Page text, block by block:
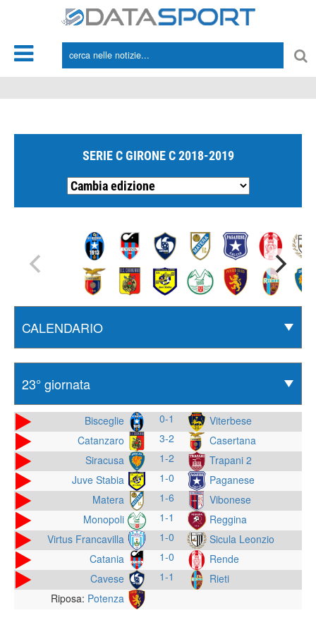
SERIE C GIRONE C 2018-2019
Bisceglie 0-1
Viterbese
Catanzaro
3-2
Casertana
Siracusa
1-2
Trapani 2
Juve Stabia
1-0
Paganese
Matera
1-6
Vibonese
Monopoli
1-1
Reggina
Virtus Francavilla
1-0
Sicula Leonzio
Catania
1-0
Rende
Cavese
1-1
Rieti
Riposa: Potenza